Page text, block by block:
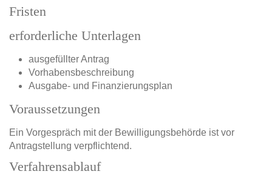
Fristen
erforderliche Unterlagen
ausgefüllter Antrag
Vorhabensbeschreibung
Ausgabe- und Finanzierungsplan
Voraussetzungen
Ein Vorgespräch mit der Bewilligungsbehörde ist vor
Antragstellung verpflichtend.
Verfahrensablauf